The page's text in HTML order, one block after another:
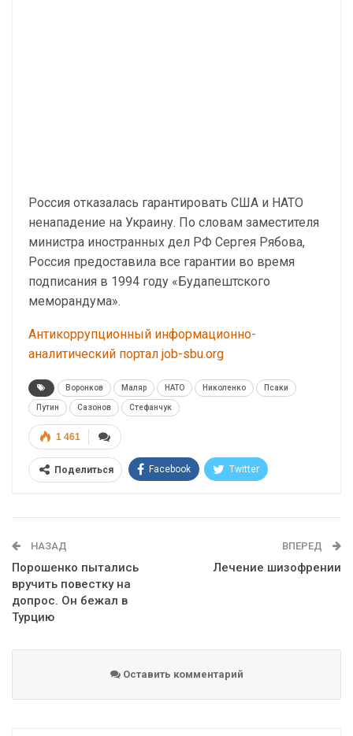
Россия отказалась гарантировать США и НАТО
ненападение на Украину. По словам заместителя
министра иностранных дел РФ Сергея Рябова,
Россия предоставила все гарантии во время
подписания в 1994 году «Будапештского
меморандума».
Антикоррупционный информационно-
аналитический портал job-sbu.org
Воронков Маляр НАТО Николенко Псаки
Путин Сазонов Стефанчук
1 461
Поделиться Facebook Twitter
НАЗАД
Порошенко пытались
вручить повестку на
допрос. Он бежал в
Турцию
ВПЕРЕД
Лечение шизофрении
Оставить комментарий